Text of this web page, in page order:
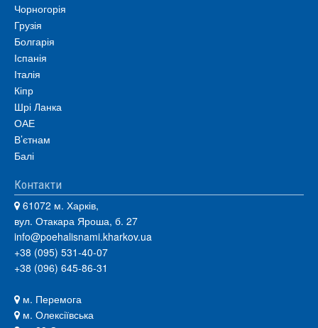
Чорногорія
Грузія
Болгарія
Іспанія
Італія
Кіпр
Шрі Ланка
ОАЕ
В’єтнам
Балі
Контакти
61072 м. Харків,
вул. Отакара Яроша, б. 27
info@poehalisnami.kharkov.ua
+38 (095) 531-40-07
+38 (096) 645-86-31
м. Перемога
м. Олексіївська